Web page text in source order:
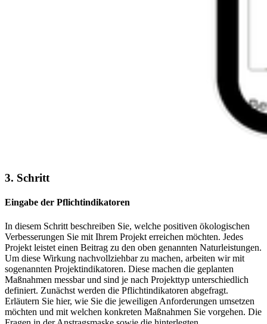
3. Schritt
Eingabe der Pflichtindikatoren
In diesem Schritt beschreiben Sie, welche positiven ökologischen
Verbesserungen Sie mit Ihrem Projekt erreichen möchten. Jedes
Projekt leistet einen Beitrag zu den oben genannten Naturleistungen.
Um diese Wirkung nachvollziehbar zu machen, arbeiten wir mit
sogenannten Projektindikatoren. Diese machen die geplanten
Maßnahmen messbar und sind je nach Projekttyp unterschiedlich
definiert. Zunächst werden die Pflichtindikatoren abgefragt.
Erläutern Sie hier, wie Sie die jeweiligen Anforderungen umsetzen
möchten und mit welchen konkreten Maßnahmen Sie vorgehen. Die